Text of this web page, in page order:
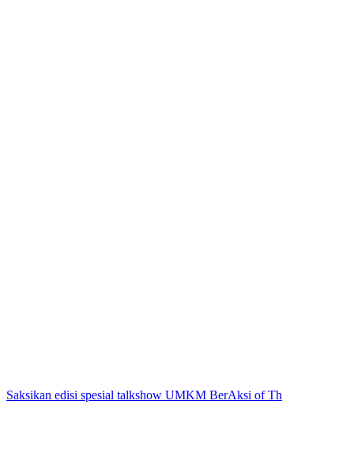
Saksikan edisi spesial talkshow UMKM BerAksi of Th